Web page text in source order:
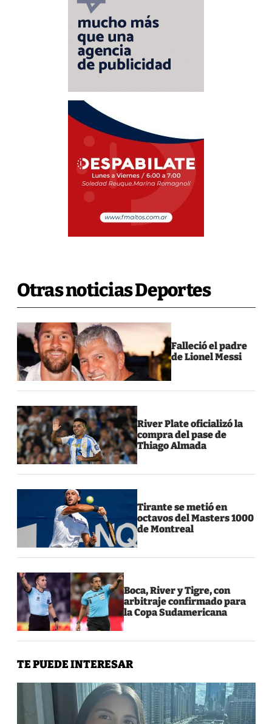
Otras noticias Deportes
Falleció el padre
de Lionel Messi
River Plate oficializó la
compra del pase de
Thiago Almada
Tirante se metió en
octavos del Masters 1000
de Montreal
Boca, River y Tigre, con
arbitraje confirmado para
la Copa Sudamericana
TE PUEDE INTERESAR